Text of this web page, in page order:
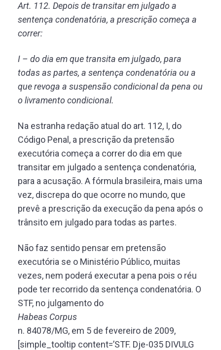
Art. 112. Depois de transitar em julgado a
sentença condenatória, a prescrição começa a
correr:
I – do dia em que transita em julgado, para
todas as partes, a sentença condenatória ou a
que revoga a suspensão condicional da pena ou
o livramento condicional.
Na estranha redação atual do art. 112, I, do
Código Penal, a prescrição da pretensão
executória começa a correr do dia em que
transitar em julgado a sentença condenatória,
para a acusação. A fórmula brasileira, mais uma
vez, discrepa do que ocorre no mundo, que
prevê a prescrição da execução da pena após o
trânsito em julgado para todas as partes.
Não faz sentido pensar em pretensão
executória se o Ministério Público, muitas
vezes, nem poderá executar a pena pois o réu
pode ter recorrido da sentença condenatória. O
STF, no julgamento do
Habeas Corpus
n. 84078/MG, em 5 de fevereiro de 2009,
[simple_tooltip content=’STF. Dje-035 DIVULG